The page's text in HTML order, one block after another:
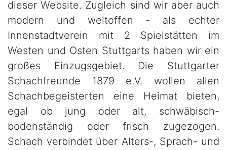
dieser Website. Zugleich sind wir aber auch
modern und weltoffen - als echter
Innenstadtverein mit 2 Spielstätten im
Westen und Osten Stuttgarts haben wir ein
großes Einzugsgebiet. Die Stuttgarter
Schachfreunde 1879 e.V. wollen allen
Schachbegeisterten eine Heimat bieten,
egal ob jung oder alt, schwäbisch-
bodenständig oder frisch zugezogen.
Schach verbindet über Alters-, Sprach- und